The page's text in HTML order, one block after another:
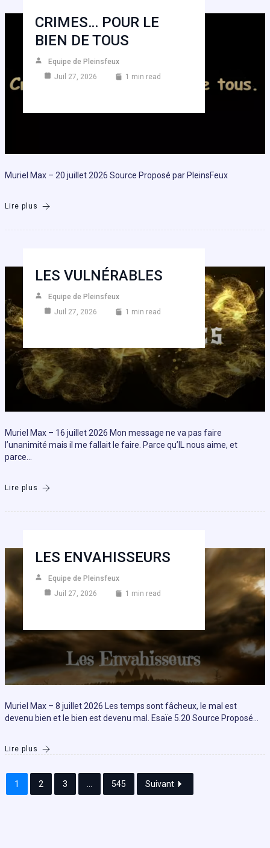
CRIMES… POUR LE
BIEN DE TOUS
Equipe de Pleinsfeux
Juil 27, 2026
1 min read
Muriel Max – 20 juillet 2026 Source Proposé par PleinsFeux
Lire plus
LES VULNÉRABLES
Equipe de Pleinsfeux
Juil 27, 2026
1 min read
Muriel Max – 16 juillet 2026 Mon message ne va pas faire
l’unanimité mais il me fallait le faire. Parce qu’IL nous aime, et
parce…
Lire plus
LES ENVAHISSEURS
Equipe de Pleinsfeux
Juil 27, 2026
1 min read
Muriel Max – 8 juillet 2026 Les temps sont fâcheux, le mal est
devenu bien et le bien est devenu mal. Esaïe 5.20 Source Proposé…
Lire plus
1 2 3 545 Suivant